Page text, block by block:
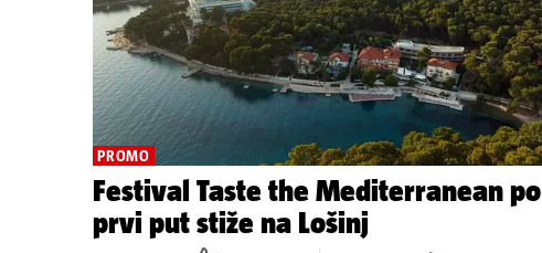
PROMO
Festival Taste the Mediterranean po
prvi put stiže na Lošinj